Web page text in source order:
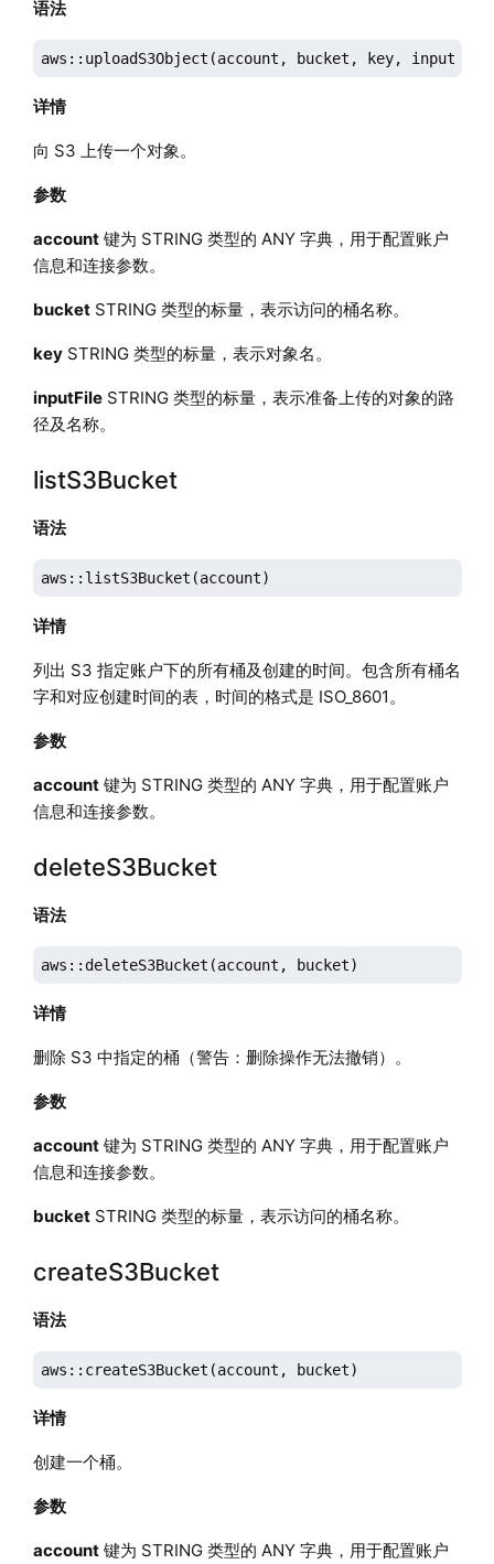
语法
aws::uploadS3Object(account, bucket, key,
详情
向 S3 上传一个对象。
参数
account键为 STRING 类型的 ANY 字典，用于配置账户
信息和连接参数。
bucketSTRING 类型的标量，表示访问的桶名称。
keySTRING 类型的标量，表示对象名。
inputFileSTRING 类型的标量，表示准备上传的对象的路
径及名称。
listS3Bucket
语法
aws::listS3Bucket(account)
详情
列出 S3 指定账户下的所有桶及创建的时间。包含所有桶名
字和对应创建时间的表，时间的格式是 ISO_8601。
参数
account键为 STRING 类型的 ANY 字典，用于配置账户
信息和连接参数。
deleteS3Bucket
语法
aws::deleteS3Bucket(account, bucket)
详情
删除 S3 中指定的桶（警告：删除操作无法撤销）。
参数
account键为 STRING 类型的 ANY 字典，用于配置账户
信息和连接参数。
bucketSTRING 类型的标量，表示访问的桶名称。
createS3Bucket
语法
aws::createS3Bucket(account, bucket)
详情
创建一个桶。
参数
account键为 STRING 类型的 ANY 字典，用于配置账户